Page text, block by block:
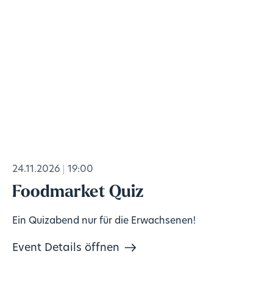
24.11.2026 19:00
Foodmarket Quiz
Ein Quizabend nur für die Erwachsenen!
Event Details öffnen